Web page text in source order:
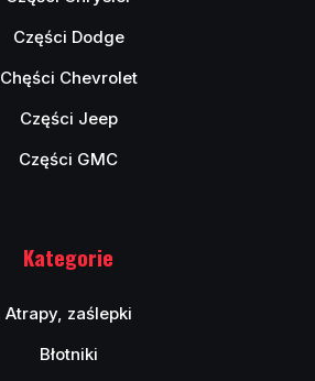
Części Dodge
Chęści Chevrolet
Części Jeep
Części GMC
Kategorie
Atrapy, zaślepki
Błotniki